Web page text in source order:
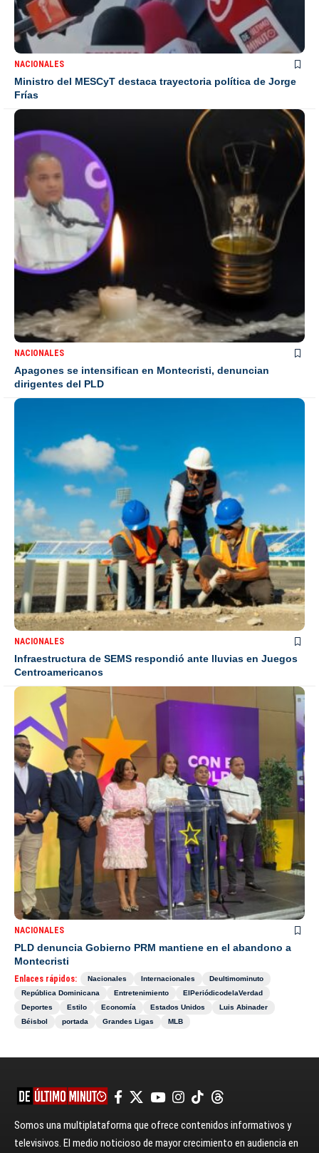
NACIONALES
Ministro del MESCyT destaca trayectoria política de Jorge
Frías
NACIONALES
Apagones se intensifican en Montecristi, denuncian
dirigentes del PLD
NACIONALES
Infraestructura de SEMS respondió ante lluvias en Juegos
Centroamericanos
NACIONALES
PLD denuncia Gobierno PRM mantiene en el abandono a
Montecristi
Enlaces rápidos: Nacionales Internacionales
Deultimominuto
República Dominicana
Entretenimiento
ElPeriódicodelaVerdad
Deportes
Estilo Economía Estados Unidos
Luis Abinader
Béisbol
portada Grandes Ligas MLB
Somos una multiplataforma que ofrece contenidos informativos y
televisivos. El medio noticioso de mayor crecimiento en audiencia en